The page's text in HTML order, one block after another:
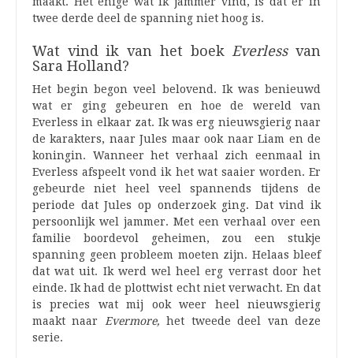
twee derde deel de spanning niet hoog is.
Wat vind ik van het boek Everlessvan
Sara Holland?
Het begin begon veel belovend. Ik was benieuwd
wat er ging gebeuren en hoe de wereld van
Everless in elkaar zat. Ik was erg nieuwsgierig naar
de karakters, naar Jules maar ook naar Liam en de
koningin. Wanneer het verhaal zich eenmaal in
Everless afspeelt vond ik het wat saaier worden. Er
gebeurde niet heel veel spannends tijdens de
periode dat Jules op onderzoek ging. Dat vind ik
persoonlijk wel jammer. Met een verhaal over een
familie boordevol geheimen, zou een stukje
spanning geen probleem moeten zijn. Helaas bleef
dat wat uit. Ik werd wel heel erg verrast door het
einde. Ik had de plottwist echt niet verwacht. En dat
is precies wat mij ook weer heel nieuwsgierig
maakt naar
Evermore,het tweede deel van deze
serie.